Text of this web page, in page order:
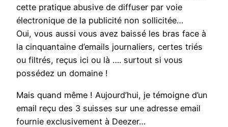
cette pratique abusive de diffuser par voie
électronique de la publicité non sollicitée…
Oui, vous aussi vous avez baissé les bras face à
la cinquantaine d’emails journaliers, certes triés
ou filtrés, reçus ici ou là …. surtout si vous
possédez un domaine !
Mais quand même ! Aujourd’hui, je témoigne d’un
email reçu des 3 suisses sur une adresse email
fournie exclusivement à Deezer…